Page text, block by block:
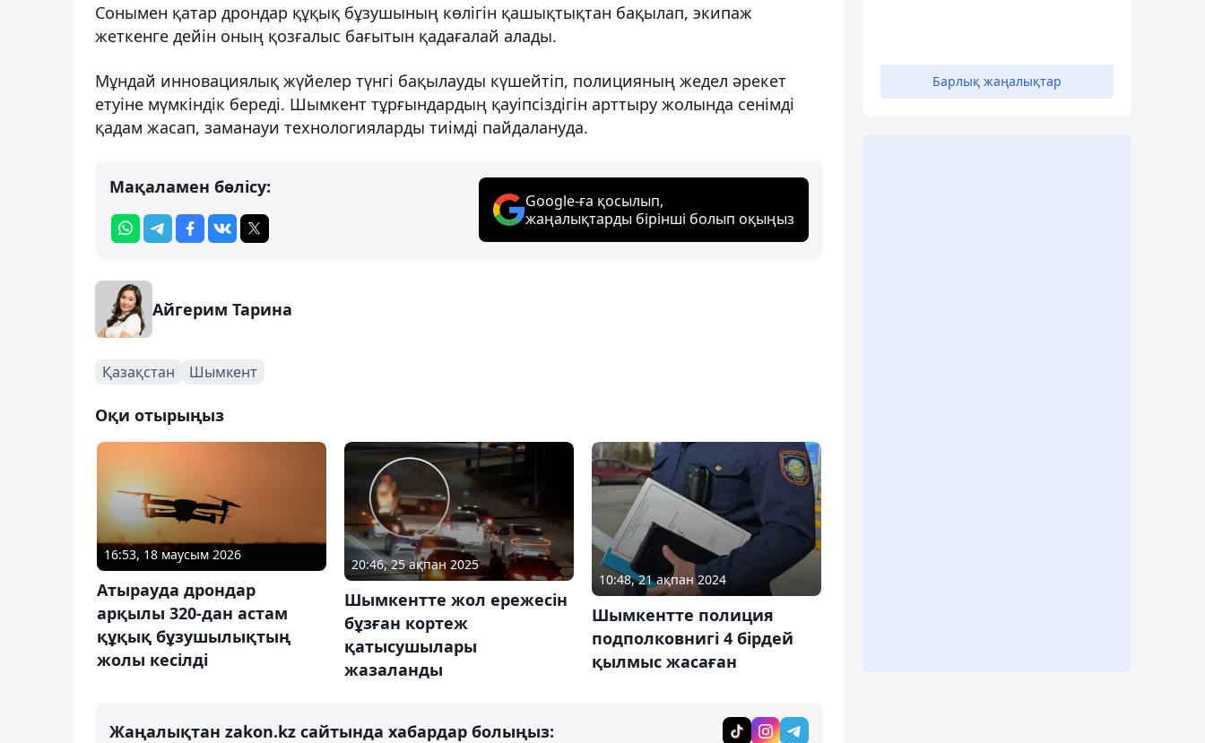
Сонымен қатар дрондар құқық бұзушының көлігін қашықтықтан бақылап, экипаж
жеткенге дейін оның қозғалыс бағытын қадағалай алады.
Мұндай инновациялық жүйелер түнгі бақылауды күшейтіп, полицияның жедел әрекет
етуіне мүмкіндік береді. Шымкент тұрғындардың қауіпсіздігін арттыру жолында сенімді
қадам жасап, заманауи технологияларды тиімді пайдалануда.
Мақаламен бөлісу:
Google-ға қосылып,
жаңалықтарды бірінші болып оқыңыз
Айгерим Тарина
Қазақстан Шымкент
Оқи отырыңыз
16:53, 18 маусым 2026
Атырауда дрондар
арқылы 320-дан астам
құқық бұзушылықтың
жолы кесілді
20:46, 25 ақпан 2025
Шымкентте жол ережесін
бұзған кортеж
қатысушылары
жазаланды
10:48, 21 ақпан 2024
Шымкентте полиция
подполковнигі 4 бірдей
қылмыс жасаған
Жаңалықтан zakon.kz сайтында хабардар болыңыз:
Барлық жаңалықтар